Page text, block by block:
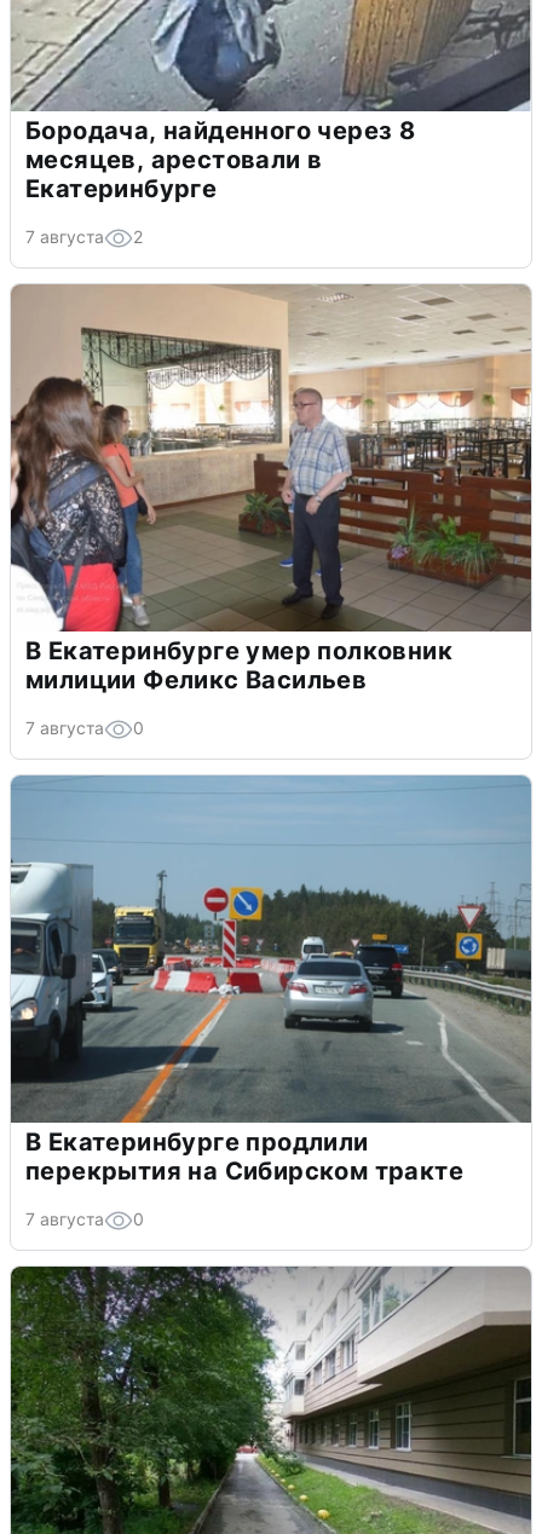
Бородача, найденного через 8
месяцев, арестовали в
Екатеринбурге
7 августа 2
В Екатеринбурге умер полковник
милиции Феликс Васильев
7 августа 0
В Екатеринбурге продлили
перекрытия на Сибирском тракте
7 августа 0